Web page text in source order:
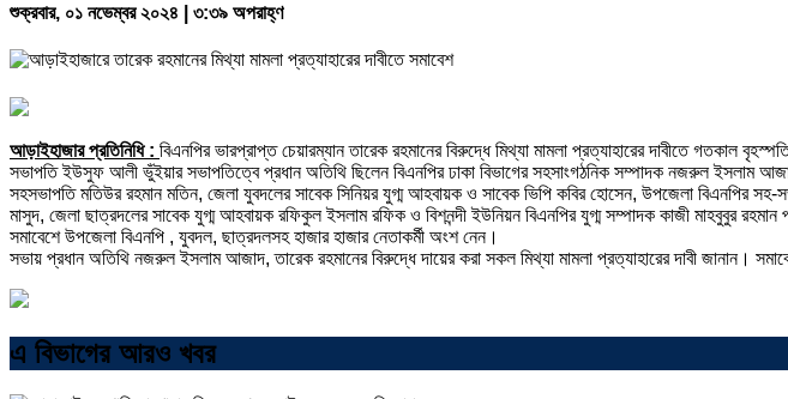
শুক্রবার, ০১ নভেম্বর ২০২৪ | ৩:৩৯ অপরাহ্ণ
আড়াইহাজার প্রতিনিধি : বিএনপির ভারপ্রাপ্ত চেয়ারম্যান তারেক রহমানের বিরুদ্ধে মিথ্যা মামলা প্রত্যাহারের দাবীতে গতকাল
সভাপতি ইউসুফ আলী ভুঁইয়ার সভাপতিত্বে প্রধান অতিথি ছিলেন বিএনপির ঢাকা বিভাগের সহসাংগঠনিক সম্পাদক নজরুল ইসলাম
সহসভাপতি মতিউর রহমান মতিন, জেলা যুবদলের সাবেক সিনিয়র যুগ্ম আহবায়ক ও সাবেক ভিপি কবির হোসেন, উপজেলা বিএনপির সহ-
মাসুদ, জেলা ছাত্রদলের সাবেক যুগ্ম আহবায়ক রফিকুল ইসলাম রফিক ও বিশনন্দী ইউনিয়ন বিএনপির যুগ্ম সম্পাদক কাজী মাহবুবুর রহমান
সমাবেশে উপজেলা বিএনপি , যুবদল, ছাত্রদলসহ হাজার হাজার নেতাকর্মী অংশ নেন।
সভায় প্রধান অতিথি নজরুল ইসলাম আজাদ, তারেক রহমানের বিরুদ্ধে দায়ের করা সকল মিথ্যা মামলা প্রত্যাহারের দাবী জানান।
এ বিভাগের আরও খবর